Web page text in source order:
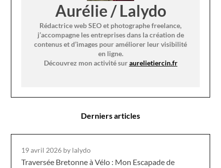
Aurélie / Lalydo
Rédactrice web SEO et photographe freelance,
j’accompagne les entreprises dans la création de
contenus et d’images pour améliorer leur visibilité
en ligne.
Découvrez mon activité suraurelietiercin.fr
Derniers articles
19 avril 2026 by lalydo
Traversée Bretonne à Vélo : Mon Escapade de